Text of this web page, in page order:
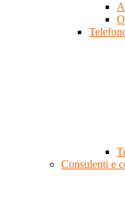
Consulenti e